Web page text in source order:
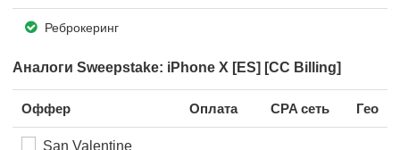
Реброкеринг
Аналоги Sweepstake: iPhone X [ES] [CC Billing]
Оффер Оплата CPA сеть Гео
San Valentine